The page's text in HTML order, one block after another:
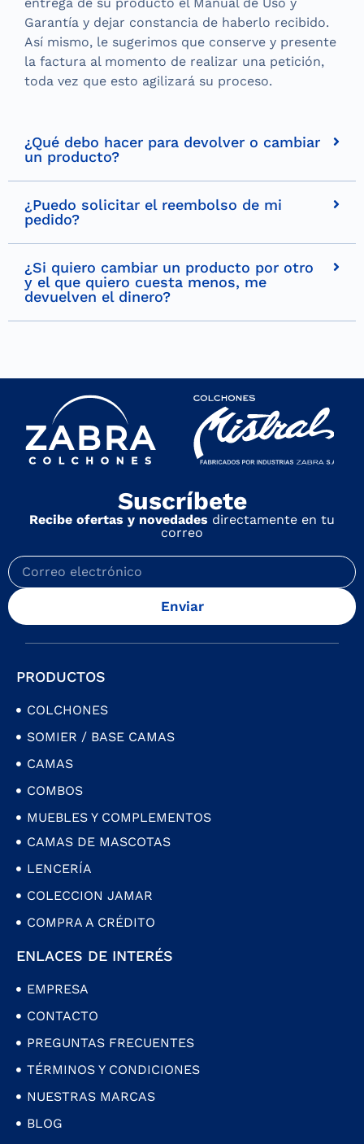
Garantía y dejar constancia de haberlo recibido.
Así mismo, le sugerimos que conserve y presente
la factura al momento de realizar una petición,
toda vez que esto agilizará su proceso.
¿Qué debo hacer para devolver o cambiar
un producto?
¿Puedo solicitar el reembolso de mi
pedido?
¿Si quiero cambiar un producto por otro
y el que quiero cuesta menos, me
devuelven el dinero?
Suscríbete
Recibe ofertas y novedades directamente en tu
correo
Enviar
PRODUCTOS
COLCHONES
SOMIER / BASE CAMAS
CAMAS
COMBOS
MUEBLES Y COMPLEMENTOS
CAMAS DE MASCOTAS
LENCERÍA
COLECCION JAMAR
COMPRA A CRÉDITO
ENLACES DE INTERÉS
EMPRESA
CONTACTO
PREGUNTAS FRECUENTES
TÉRMINOS Y CONDICIONES
NUESTRAS MARCAS
BLOG